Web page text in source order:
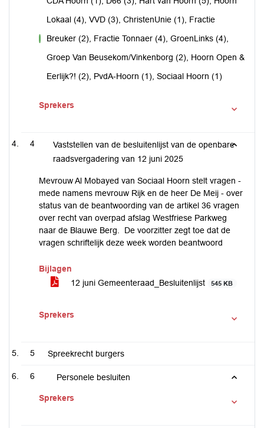
Lokaal (4), VVD (3), ChristenUnie (1), Fractie
Breuker (2), Fractie Tonnaer (4), GroenLinks (4),
Groep Van Beusekom/Vinkenborg (2), Hoorn Open &
Eerlijk?! (2), PvdA-Hoorn (1), Sociaal Hoorn (1)
Sprekers
4
Vaststellen van de besluitenlijst van de openbare
raadsvergadering van 12 juni 2025
Mevrouw Al Mobayed van Sociaal Hoorn stelt vragen -
mede namens mevrouw Rijk en de heer De Meij - over
status van de beantwoording van de artikel 36 vragen
over recht van overpad afslag Westfriese Parkweg
naar de Blauwe Berg. De voorzitter zegt toe dat de
vragen schriftelijk deze week worden beantwoord
Bijlagen
12 juni Gemeenteraad_Besluitenlijst
545 KB
Sprekers
5 Spreekrecht burgers
6 Personele besluiten
Sprekers